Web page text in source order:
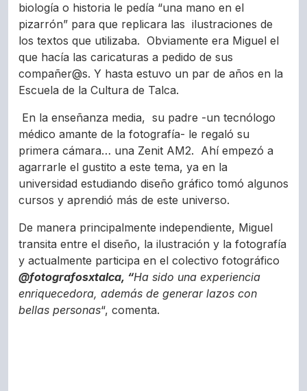
biología o historia le pedía “una mano en el
pizarrón” para que replicara las ilustraciones de
los textos que utilizaba. Obviamente era Miguel el
que hacía las caricaturas a pedido de sus
compañer@s. Y hasta estuvo un par de años en la
Escuela de la Cultura de Talca.
En la enseñanza media, su padre -un tecnólogo
médico amante de la fotografía- le regaló su
primera cámara… una Zenit AM2. Ahí empezó a
agarrarle el gustito a este tema, ya en la
universidad estudiando diseño gráfico tomó algunos
cursos y aprendió más de este universo.
De manera principalmente independiente, Miguel
transita entre el diseño, la ilustración y la fotografía
y actualmente participa en el colectivo fotográfico
@fotografosxtalca, “Ha sido una experiencia
enriquecedora, además de generar lazos con
bellas personas“, comenta.